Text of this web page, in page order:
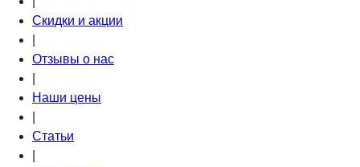
Скидки и акции
Отзывы о нас
Наши цены
Статьи